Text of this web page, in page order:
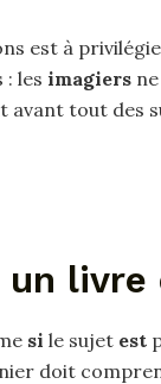
est à
les imagiers
avant tout des
livre
si le sujet est
doit